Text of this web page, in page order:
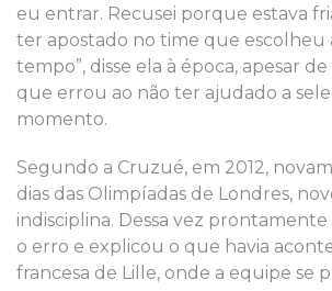
eu entrar. Recusei porque estava
ter apostado no time que escolheu
tempo”, disse ela à época, apesar
que errou ao não ter ajudado a
momento.
Segundo a Cruzué, em 2012,
dias das Olimpíadas de Londres,
indisciplina. Dessa vez
o erro e explicou o que havia
francesa de Lille, onde a equipe se